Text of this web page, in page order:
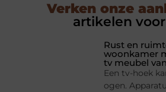
Verken onze
artikelen
Rust en
woonkamer
tv meubel
Een tv-hoek
ogen.